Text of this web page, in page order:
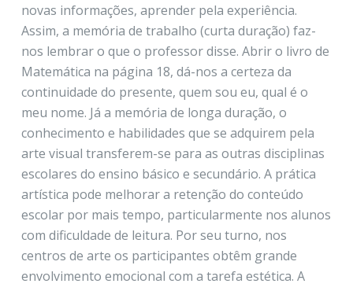
novas informações, aprender pela experiência.
Assim, a memória de trabalho (curta duração) faz-
nos lembrar o que o professor disse. Abrir o livro de
Matemática na página 18, dá-nos a certeza da
continuidade do presente, quem sou eu, qual é o
meu nome. Já a memória de longa duração, o
conhecimento e habilidades que se adquirem pela
arte visual transferem-se para as outras disciplinas
escolares do ensino básico e secundário. A prática
artística pode melhorar a retenção do conteúdo
escolar por mais tempo, particularmente nos alunos
com dificuldade de leitura. Por seu turno, nos
centros de arte os participantes obtêm grande
envolvimento emocional com a tarefa estética. A